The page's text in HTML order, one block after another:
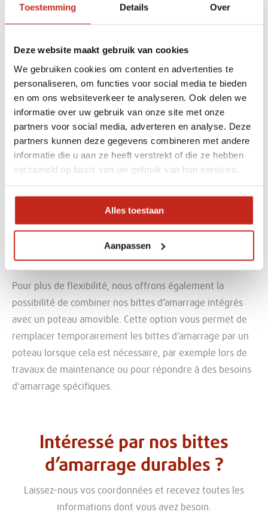
Toestemming Details Over
Deze website maakt gebruik van cookies
We gebruiken cookies om content en advertenties te
personaliseren, om functies voor social media te bieden
en om ons websiteverkeer te analyseren. Ook delen we
informatie over uw gebruik van onze site met onze
partners voor social media, adverteren en analyse. Deze
partners kunnen deze gegevens combineren met andere
informatie die u aan ze heeft verstrekt of die ze hebben
verzameld op basis van uw gebruik van hun services.
Alles toestaan
Aanpassen
traditionnels, ces systèmes d'ancrage sont intégrés de
Ainsi, ils ne créent pas d'obstacles et améliorent la
sécurité et l'efficacité des opérations d'amarrage.
Ce qui distingue nos bollards intégrés, c'est leur
polyvalence d'installation. Ils peuvent être placés à
différents niveaux dans le béton, ce qui permet aux
pilotes et aux navires plus petits de s'amarrer facilement,
même en cas de variations de marée.
Nous proposons nos bittes d’amarrage dans différentes
matières, y compris l'acier inoxydable (RVS). De plus,
nous pouvons les équiper de différentes finitions de
surface pour optimiser leur durabilité et leur esthétique.
Pour plus de flexibilité, nous offrons également la
possibilité de combiner nos bittes d’amarrage intégrés
avec un poteau amovible. Cette option vous permet de
remplacer temporairement les bittes d’amarrage par un
poteau lorsque cela est nécessaire, par exemple lors de
travaux de maintenance ou pour répondre à des besoins
d'amarrage spécifiques.
Intéressé par nos bittes
d’amarrage durables ?
Laissez-nous vos coordonnées et recevez toutes les
informations dont vous avez besoin.